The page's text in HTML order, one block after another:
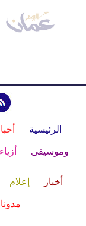
الرئيسية
وموسيقى أزياء
أخبار إعلام